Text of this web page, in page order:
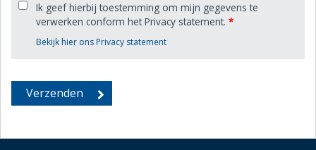
Ik geef hierbij toestemming om mijn gegevens te
verwerken conform het Privacy statement. *
Bekijk hier ons Privacy statement